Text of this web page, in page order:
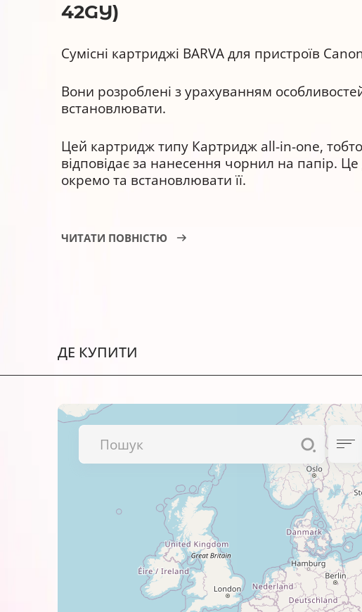
42GY)
Сумісні картриджі BARVA для пристроїв
Вони розроблені з урахуванням
встановлювати.
Цей картридж типу Картридж all-in-one,
відповідає за нанесення чорнил на папір.
окремо та встановлювати її.
Рекламних матеріалів і різних
Обов’язково перевіряйте сумісність
Колір даного картриджа – grey (сірий).
Найкращі результати друку виходять у
фотопапером BARVA
. Щиро рекомендуємо спробувати!
ЧИТАТИ ПОВНІСТЮ
ДЕ КУПИТИ